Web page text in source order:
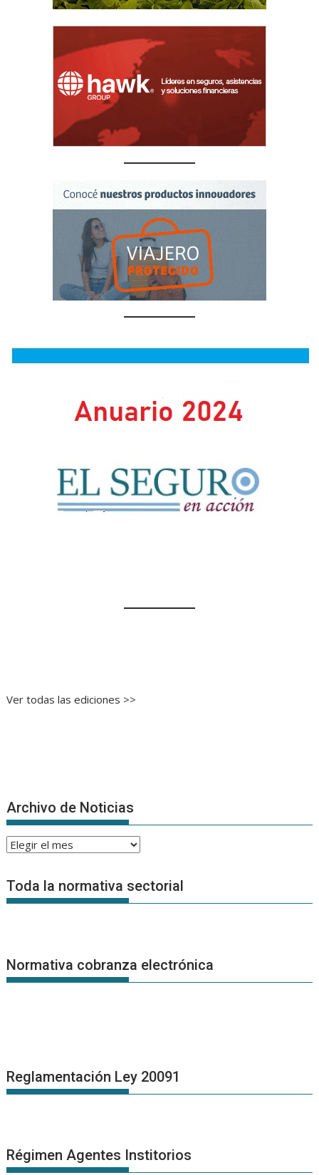
Ver todas las ediciones >>
Archivo de Noticias
Archivo
Noticias
Toda la normativa sectorial
Normativa cobranza electrónica
Reglamentación Ley 20091
Régimen Agentes Institorios